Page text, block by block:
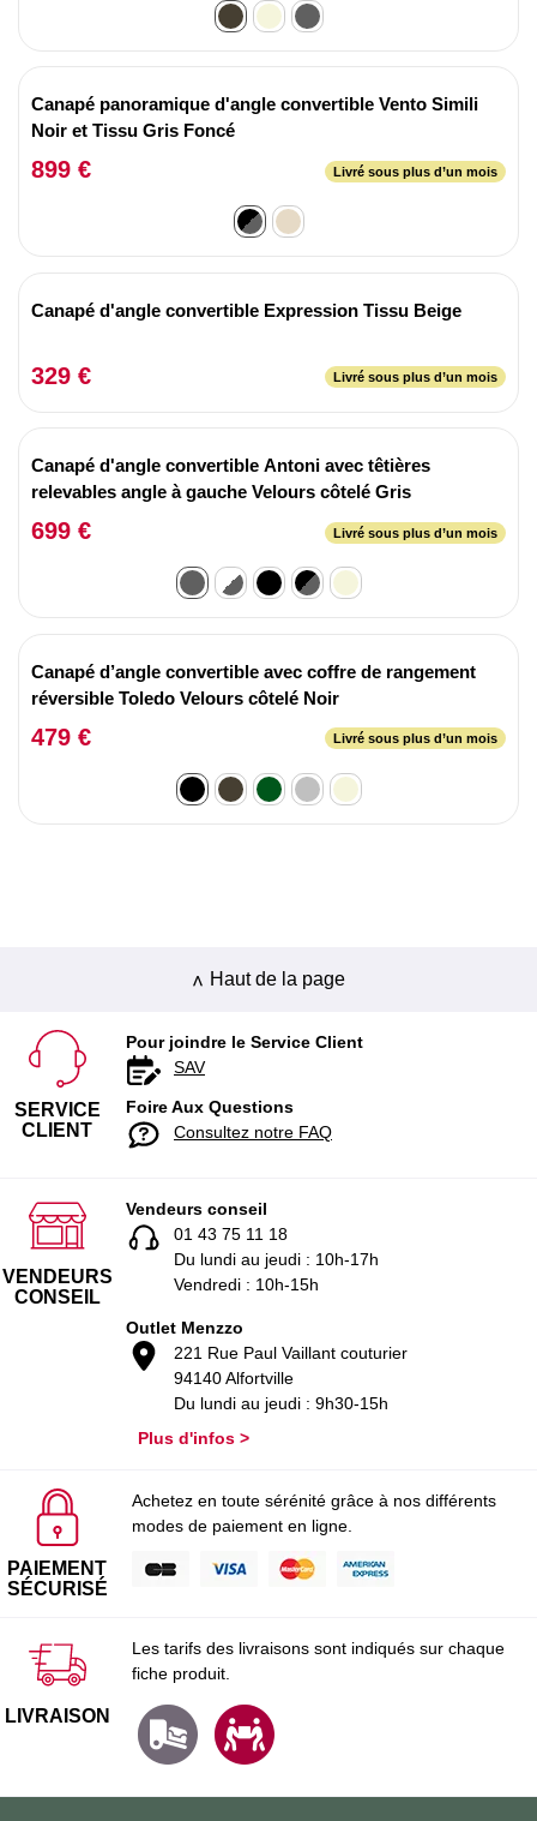
Canapé panoramique d'angle convertible Vento Simili
Noir et Tissu Gris Foncé
899 € Livré sous plus d’un mois
Canapé d'angle convertible Expression Tissu Beige
329 € Livré sous plus d’un mois
Canapé d'angle convertible Antoni avec têtières
relevables angle à gauche Velours côtelé Gris
699 € Livré sous plus d’un mois
Canapé d’angle convertible avec coffre de rangement
réversible Toledo Velours côtelé Noir
479 € Livré sous plus d’un mois
Haut de la page
SERVICE
CLIENT
Pour joindre le Service Client
SAV
Foire Aux Questions
Consultez notre FAQ
VENDEURS
CONSEIL
Vendeurs conseil
01 43 75 11 18
Du lundi au jeudi : 10h-17h
Vendredi : 10h-15h
Outlet Menzzo
221 Rue Paul Vaillant couturier
94140 Alfortville
Du lundi au jeudi : 9h30-15h
Plus d'infos >
PAIEMENT
SÉCURISÉ
Achetez en toute sérénité grâce à nos différents
modes de paiement en ligne.
LIVRAISON
Les tarifs des livraisons sont indiqués sur chaque
fiche produit.